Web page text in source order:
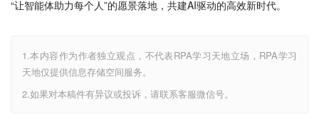
“让智能体助力每个人”的愿景落地，共建AI驱动的高效新时代。
1.本内容作为作者独立观点，不代表RPA学习天地立场，RPA学习
天地仅提供信息存储空间服务。
2.如果对本稿件有异议或投诉，请联系客服微信号。